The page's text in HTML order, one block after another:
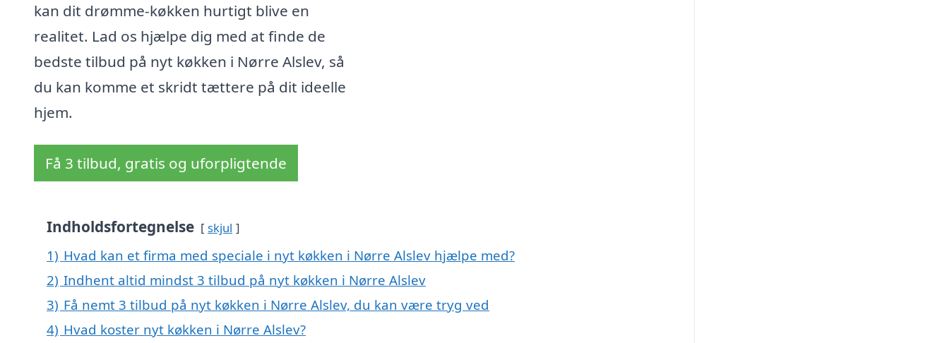
kan dit drømme-køkken hurtigt blive en
realitet. Lad os hjælpe dig med at finde de
bedste tilbud på nyt køkken i Nørre Alslev, så
du kan komme et skridt tættere på dit ideelle
hjem.
Få 3 tilbud, gratis og uforpligtende
Indholdsfortegnelse skjul
1) Hvad kan et firma med speciale i nyt køkken i Nørre Alslev hjælpe med?
2) Indhent altid mindst 3 tilbud på nyt køkken i Nørre Alslev
3) Få nemt 3 tilbud på nyt køkken i Nørre Alslev, du kan være tryg ved
4) Hvad koster nyt køkken i Nørre Alslev?